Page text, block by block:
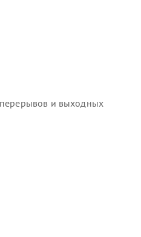
и выходных